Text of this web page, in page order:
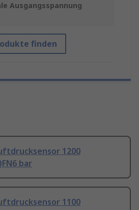
Ausgangsspannung
finden
1200
bar
1100